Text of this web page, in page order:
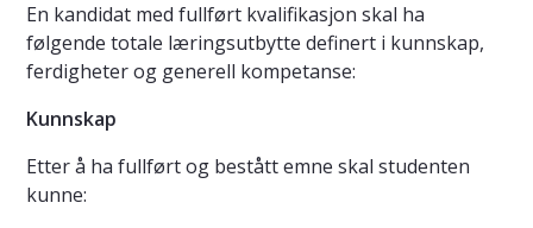
En kandidat med fullført kvalifikasjon skal ha
følgende totale læringsutbytte definert i kunnskap,
ferdigheter og generell kompetanse:
Kunnskap
Etter å ha fullført og bestått emne skal studenten
kunne: